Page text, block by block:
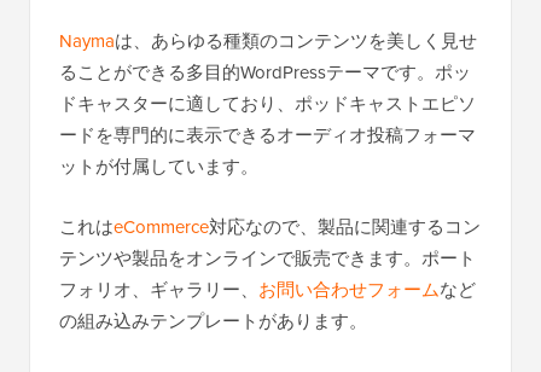
Naymaは、あらゆる種類のコンテンツを美しく見せ
ることができる多目的WordPressテーマです。ポッ
ドキャスターに適しており、ポッドキャストエピソ
ードを専門的に表示できるオーディオ投稿フォーマ
ットが付属しています。
これはeCommerce対応なので、製品に関連するコン
テンツや製品をオンラインで販売できます。ポート
フォリオ、ギャラリー、 お問い合わせフォームなど
の組み込みテンプレートがあります。